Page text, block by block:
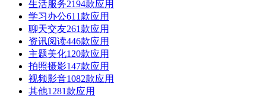
生活服务2194款应用
学习办公611款应用
聊天交友261款应用
资讯阅读446款应用
主题美化120款应用
拍照摄影147款应用
视频影音1082款应用
其他1281款应用